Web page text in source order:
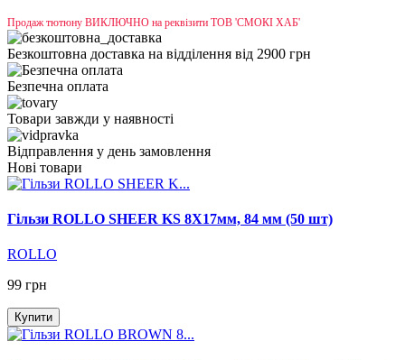
Продаж тютюну ВИКЛЮЧНО на реквізити ТОВ 'СМОКІ ХАБ'
Безкоштовна доставка на відділення від 2900 грн
Безпечна оплата
Товари завжди у наявності
Відправлення у день замовлення
Нові товари
Гільзи ROLLO SHEER KS 8X17мм, 84 мм (50 шт)
ROLLO
99 грн
Купити